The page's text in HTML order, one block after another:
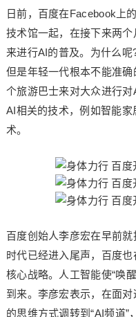
日前，百度在Facebook上
技术馆一起，在接下来两个
来进行AI的普及。为什么呢
但是年轻一代根本不能准
个旅游巴士来对大众进行
AI相关的技术，例如智能
术。
百度创始人李彦宏在早前
时代已经进入尾声，百度
核心战略。人工智能使“唤
到来。李彦宏表示，在面
的思维方式调转到“AI频道”